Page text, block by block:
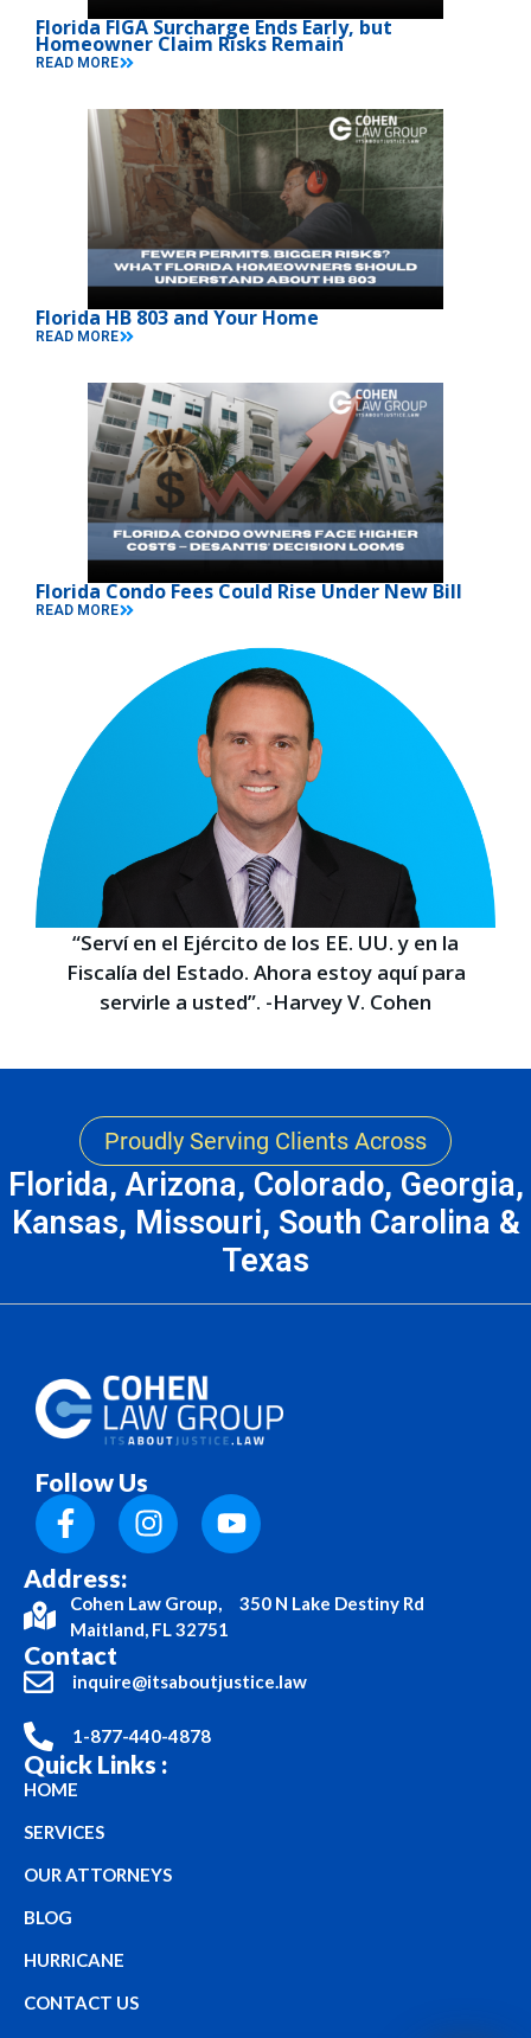
Florida FIGA Surcharge Ends Early, but
Homeowner Claim Risks Remain
READ MORE
Florida HB 803 and Your Home
READ MORE
Florida Condo Fees Could Rise Under New Bill
READ MORE
“Serví en el Ejército de los EE. UU. y en la
Fiscalía del Estado. Ahora estoy aquí para
servirle a usted”. -Harvey V. Cohen
Proudly Serving Clients Across
Florida, Arizona, Colorado, Georgia,
Kansas, Missouri, South Carolina &
Texas
Follow Us
Address:
Cohen Law Group, 350 N Lake Destiny Rd
Maitland, FL 32751
Contact
inquire@itsaboutjustice.law
1-877-440-4878
Quick Links :
HOME
SERVICES
OUR ATTORNEYS
BLOG
HURRICANE
CONTACT US